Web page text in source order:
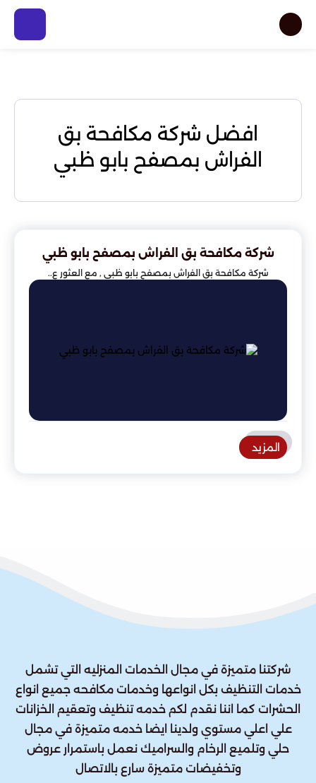
افضل شركة مكافحة بق
الفراش بمصفح بابو ظبي
شركة مكافحة بق الفراش بمصفح بابو ظبي
شركة مكافحة بق الفراش بمصفح بابو ظبي , مع العثور ع..
المزيد
شركتنا متميزة في مجال الخدمات المنزليه التي تشمل
خدمات التنظيف بكل انواعها وخدمات مكافحه جميع انواع
الحشرات كما اننا نقدم لكم خدمه تنظيف وتعقيم الخزانات
علي اعلي مستوي ولدينا ايضا خدمه متميزة في مجال
حلي وتلميع الرخام والسراميك نعمل باستمرار عروض
وتخفيضات متميزة سارع بالاتصال